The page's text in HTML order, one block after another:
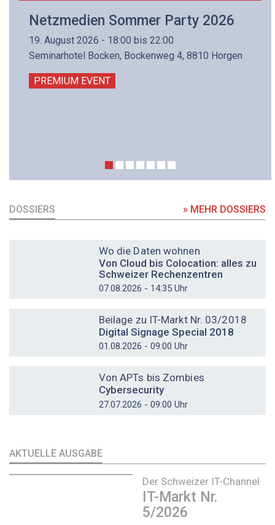
Netzmedien Sommer Party 2026
19. August 2026 - 18:00 bis 22:00
Seminarhotel Bocken, Bockenweg 4, 8810 Horgen
PREMIUM EVENT
DOSSIERS » MEHR DOSSIERS
Wo die Daten wohnen
Von Cloud bis Colocation: alles zu
Schweizer Rechenzentren
07.08.2026 - 14:35 Uhr
Beilage zu IT-Markt Nr. 03/2018
Digital Signage Special 2018
01.08.2026 - 09:00 Uhr
Von APTs bis Zombies
Cybersecurity
27.07.2026 - 09:00 Uhr
AKTUELLE AUSGABE
Der Schweizer IT-Channel
IT-Markt Nr.
5/2026